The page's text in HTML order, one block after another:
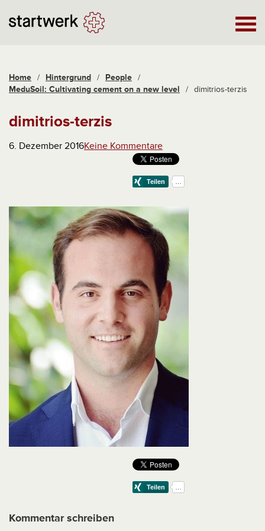
Home / Hintergrund / People /
MeduSoil: Cultivating cement on a new level
/ dimitrios-terzis
dimitrios-terzis
6. Dezember 2016Keine Kommentare
Kommentar schreiben